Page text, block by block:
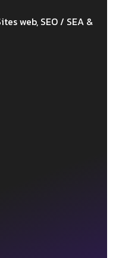
web, SEO / SEA &